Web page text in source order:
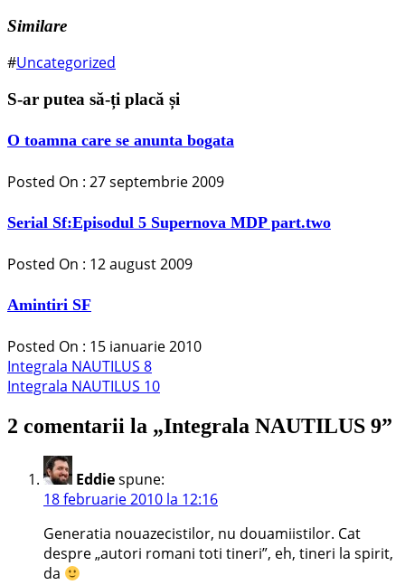
Similare
#Uncategorized
S-ar putea să-ți placă și
O toamna care se anunta bogata
Posted On : 27 septembrie 2009
Serial Sf:Episodul 5 Supernova MDP part.two
Posted On : 12 august 2009
Amintiri SF
Posted On : 15 ianuarie 2010
Navigare
în
articole
Articolul
anterior:
Integrala NAUTILUS 8
Articolul
Integrala NAUTILUS 10
2 comentarii la „Integrala NAUTILUS 9”
Eddiespune:
18 februarie 2010 la 12:16
Generatia nouazecistilor, nu douamiistilor. Cat
despre „autori romani toti tineri”, eh, tineri la spirit,
da